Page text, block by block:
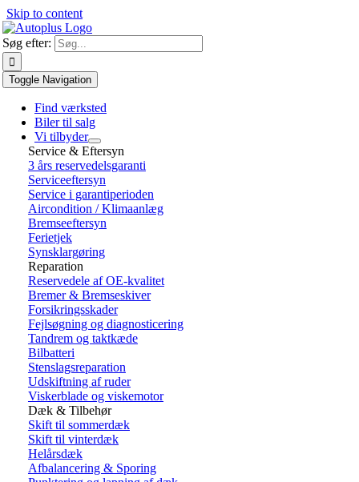
Skip to content
Søg efter:
Toggle Navigation
Find værksted
Biler til salg
Vi tilbyder
Service & Eftersyn
3 års reservedelsgaranti
Serviceeftersyn
Service i garantiperioden
Aircondition / Klimaanlæg
Bremseeftersyn
Ferietjek
Synsklargøring
Reparation
Reservedele af OE-kvalitet
Bremer & Bremseskiver
Forsikringsskader
Fejlsøgning og diagnosticering
Tandrem og taktkæde
Bilbatteri
Stenslagsreparation
Udskiftning af ruder
Viskerblade og viskemotor
Dæk & Tilbehør
Skift til sommerdæk
Skift til vinterdæk
Helårsdæk
Afbalancering & Sporing